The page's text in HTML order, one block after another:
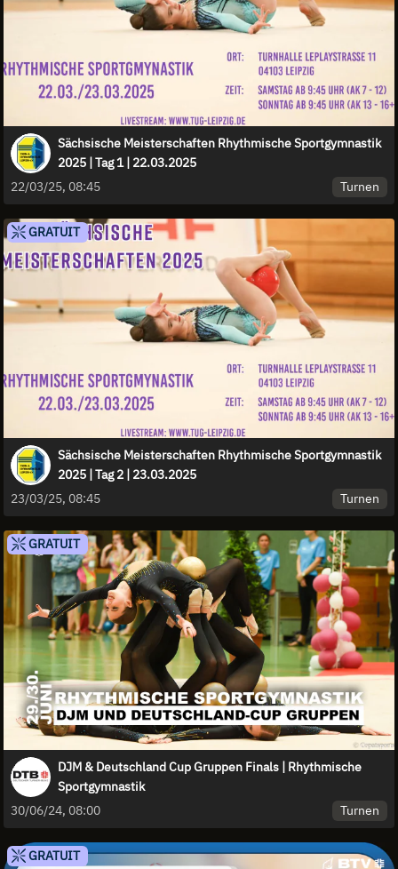
Sächsische Meisterschaften Rhythmische Sportgymnastik
2025 | Tag 1 | 22.03.2025
22/03/25, 08:45
Turnen
GRATUIT
Sächsische Meisterschaften Rhythmische Sportgymnastik
2025 | Tag 2 | 23.03.2025
23/03/25, 08:45
Turnen
GRATUIT
DJM & Deutschland Cup Gruppen Finals | Rhythmische
Sportgymnastik
30/06/24, 08:00
Turnen
GRATUIT